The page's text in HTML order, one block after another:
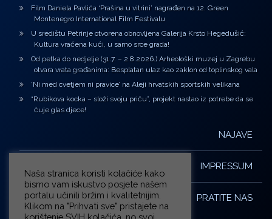
Film Daniela Pavlića ‘Prašina u vitrini’ nagrađen na 12. Green
Montenegro International Film Festivalu
U središtu Petrinje otvorena obnovljena Galerija Krsto Hegedušić:
Kultura vraćena kući, u samo srce grada!
Od petka do nedjelje (31.7. – 2.8.2026.) Arheološki muzej u Zagrebu
otvara vrata građanima: Besplatan ulaz kao zaklon od toplinskog vala
‘Ni med cvetjem ni pravice’ na Aleji hrvatskih sportskih velikana
“Rubikova kocka – složi svoju priču”, projekt nastao iz potrebe da se
čuje glas djece!
NAJAVE
IMPRESSUM
PRATITE NAS
Naša stranica koristi kolačiće kako
bismo vam iskustvo posjete našem
portalu učinili bržim i kvalitetnijim.
Klikom na "Prihvati sve" pristajete na
korištenje SVIH kolačića, no svoj